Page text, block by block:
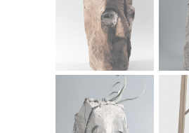
takvom genezom Hrastinih
kubistička skulptura ne
za razliku od kubističkog
ona počiva na zanimanju za
igara izlomljenih prostornih
složenih, često proizvoljno
međutim, istaći da ti
konstrukcije imaju uvijek za